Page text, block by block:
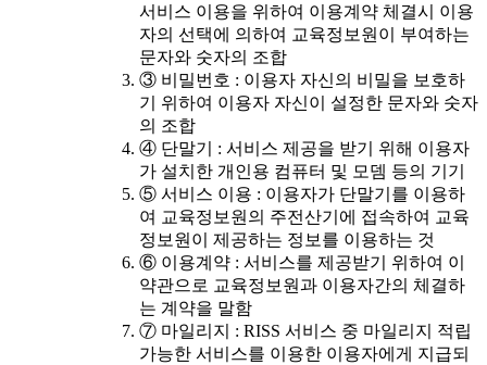
서비스 이용을 위하여 이용계약 체결시 이용
자의 선택에 의하여 교육정보원이 부여하는
문자와 숫자의 조합
③ 비밀번호 : 이용자 자신의 비밀을 보호하
기 위하여 이용자 자신이 설정한 문자와 숫자
의 조합
④ 단말기 : 서비스 제공을 받기 위해 이용자
가 설치한 개인용 컴퓨터 및 모뎀 등의 기기
⑤ 서비스 이용 : 이용자가 단말기를 이용하
여 교육정보원의 주전산기에 접속하여 교육
정보원이 제공하는 정보를 이용하는 것
⑥ 이용계약 : 서비스를 제공받기 위하여 이
약관으로 교육정보원과 이용자간의 체결하
는 계약을 말함
⑦ 마일리지 : RISS 서비스 중 마일리지 적립
가능한 서비스를 이용한 이용자에게 지급되